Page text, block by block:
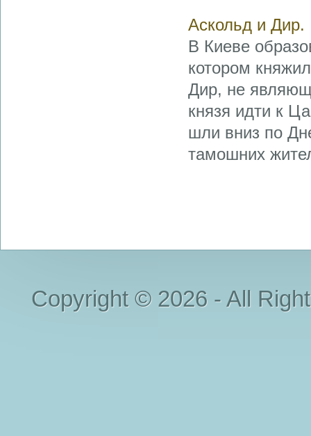
Аскольд и Дир.
В Киеве
котором
Дир, не
князя идти к
шли вниз по
тамошних
Copyright © 2026 - All